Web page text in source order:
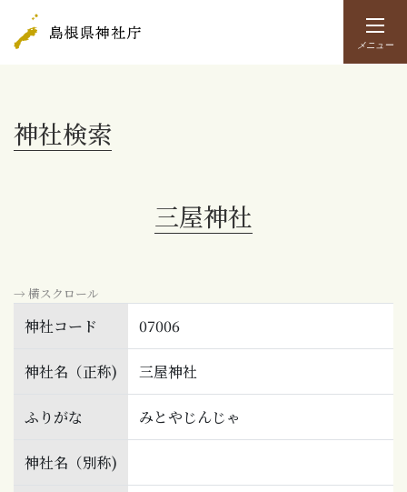
メニュー
神社検索
三屋神社
→ 横スクロール
神社コード 07006
神社名（正称) 三屋神社
ふりがな みとやじんじゃ
神社名（別称)